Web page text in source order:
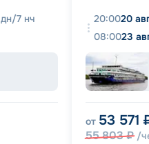
дн/7 нч
20:0020
08:0023
от 53 571
55 803₽ /